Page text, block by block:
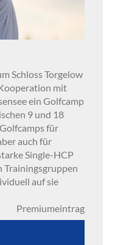
Schloss Torgelow
mit
ein Golfcamp
9 und 18
für
auch für
Single-HCP
Trainingsgruppen
auf sie
Premiumeintrag